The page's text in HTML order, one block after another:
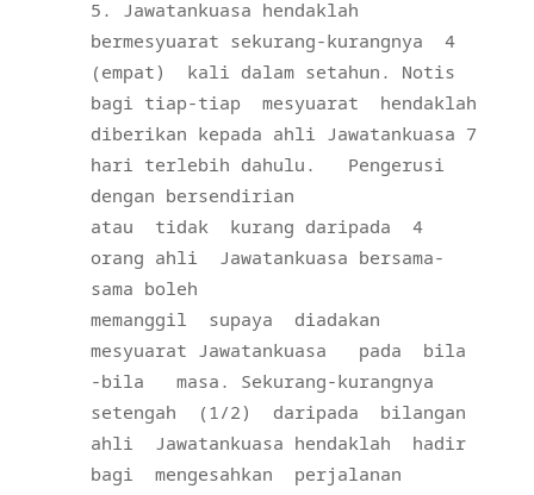
Jawatankuasa hendaklah
bermesyuarat sekurang-kurangnya
4
(empat)
kali dalam setahun. Notis
bagi tiap-tiap
mesyuarat
hendaklah
diberikan kepada ahli Jawatankuasa 7
hari terlebih dahulu.
Pengerusi
dengan bersendirian
atau
tidak kurang daripada
4
orang ahli
Jawatankuasa bersama-
sama boleh
memanggil
supaya
diadakan
mesyuarat Jawatankuasa
pada
bila
-bila
masa. Sekurang-kurangnya
setengah
(1/2) daripada
bilangan
ahli
Jawatankuasa hendaklah
hadir
bagi
mengesahkan
perjalanan